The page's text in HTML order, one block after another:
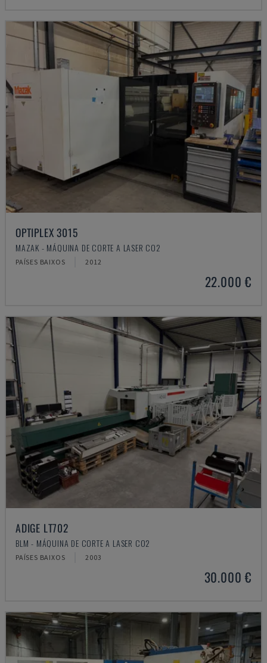
OPTIPLEX 3015
MAZAK - MÁQUINA DE CORTE A LASER CO2
PAÍSES BAIXOS 2012
22.000 €
ADIGE LT702
BLM - MÁQUINA DE CORTE A LASER CO2
PAÍSES BAIXOS 2003
30.000 €